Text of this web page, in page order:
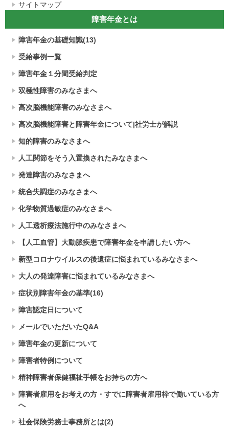
サイトマップ
障害年金とは
障害年金の基礎知識(13)
受給事例一覧
障害年金１分間受給判定
双極性障害のみなさまへ
高次脳機能障害のみなさまへ
高次脳機能障害と障害年金について|社労士が解説
知的障害のみなさまへ
人工関節をそう入置換されたみなさまへ
発達障害のみなさまへ
統合失調症のみなさまへ
化学物質過敏症のみなさまへ
人工透析療法施行中のみなさまへ
【人工血管】大動脈疾患で障害年金を申請したい方へ
新型コロナウイルスの後遺症に悩まれているみなさまへ
大人の発達障害に悩まれているみなさまへ
症状別障害年金の基準(16)
障害認定日について
メールでいただいたQ&A
障害年金の更新について
障害者特例について
精神障害者保健福祉手帳をお持ちの方へ
障害者雇用をお考えの方・すでに障害者雇用枠で働いている方
へ
社会保険労務士事務所とは(2)